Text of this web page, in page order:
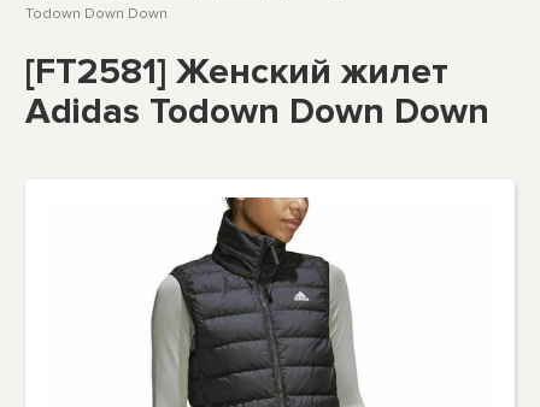
Todown Down Down
[FT2581] Женский жилет
Adidas Todown Down Down